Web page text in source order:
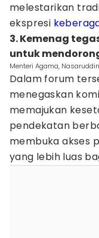
melestarikan
ekspresi
3. Kemenag
untuk
Menteri Agama,
Dalam forum
menegaskan
memajukan
pendekatan
membuka akses
yang lebih luas